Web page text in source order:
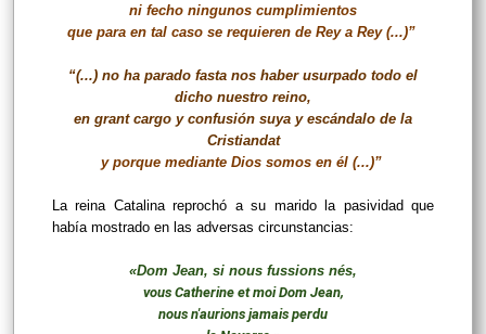
ni fecho ningunos cumplimientos
que para en tal caso se requieren de Rey a Rey (...)”
“(...) no ha parado fasta nos haber usurpado todo el
dicho nuestro reino,
en grant cargo y confusión suya y escándalo de la
Cristiandat
y porque mediante Dios somos en él (...)”
La reina Catalina reprochó a su marido la pasividad que
había mostrado en las adversas circunstancias:
«Dom Jean, si nous fussions nés,
vous Catherine et moi Dom Jean,
nous n'aurions jamais perdu